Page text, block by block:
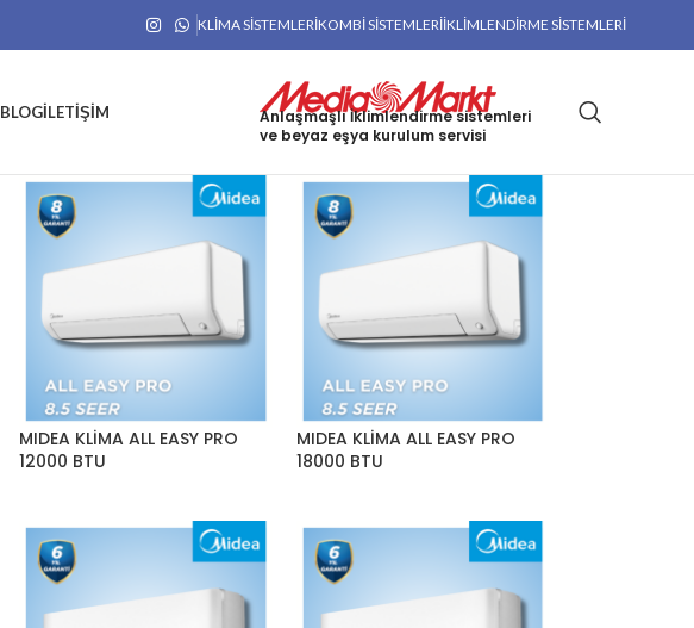
KLIMA SISTEMLERIKOMBI SISTEMLERIİKLIMLENDIRME SISTEMLERI
BLOGİLETIŞIM
Anlaşmaşlı İklimlendirme sistemleri
ve beyaz eşya kurulum servisi
MIDEA KLİMA ALL EASY PRO
12000 BTU
MIDEA KLİMA ALL EASY PRO
18000 BTU